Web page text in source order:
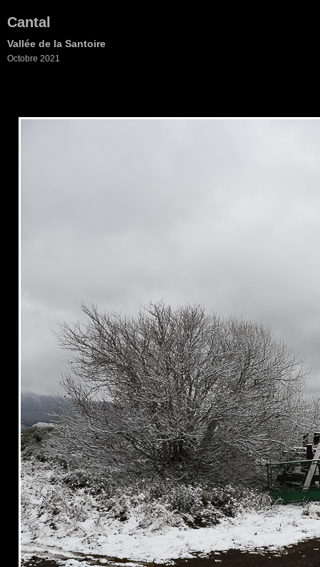
Cantal
Vallée de la Santoire
Octobre 2021